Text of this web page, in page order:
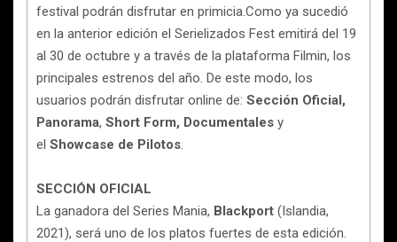
festival podrán disfrutar en primicia.Como ya sucedió
en la anterior edición el Serielizados Fest emitirá del 19
al 30 de octubre y a través de la plataforma Filmin, los
principales estrenos del año. De este modo, los
usuarios podrán disfrutar online de: Sección Oficial,
Panorama, Short Form, Documentales y
el Showcase de Pilotos.
SECCIÓN OFICIAL
La ganadora del Series Mania, Blackport (Islandia,
2021), será uno de los platos fuertes de esta edición.